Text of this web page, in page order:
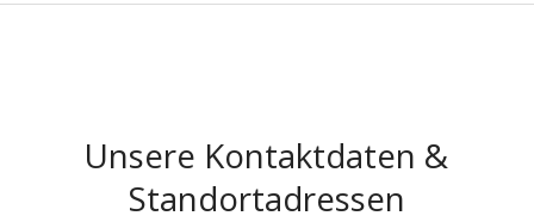
Unsere Kontaktdaten &
Standortadressen